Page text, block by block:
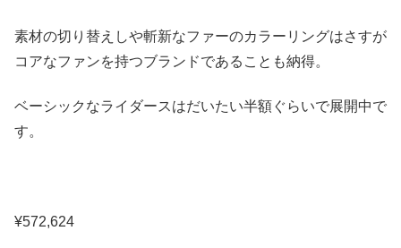
素材の切り替えしや斬新なファーのカラーリングはさすが
コアなファンを持つブランドであることも納得。
ベーシックなライダースはだいたい半額ぐらいで展開中で
す。
¥572,624